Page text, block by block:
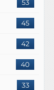
53
45
42
40
33